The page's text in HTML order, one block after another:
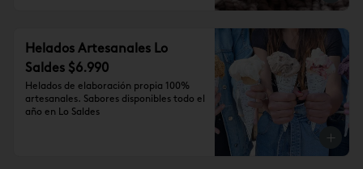
Helados Artesanales Lo
Saldes $6.990
Helados de elaboración propia 100%
artesanales. Sabores disponibles todo el
año en Lo Saldes